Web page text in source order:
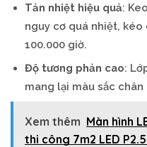
Tản nhiệt hiệu quả:
nguy cơ quá nhiệt, kéo
100.000 giờ.
Độ tương phản cao:
mang lại màu sắc
Xem thêm Màn hình
thi công 7m2 LED